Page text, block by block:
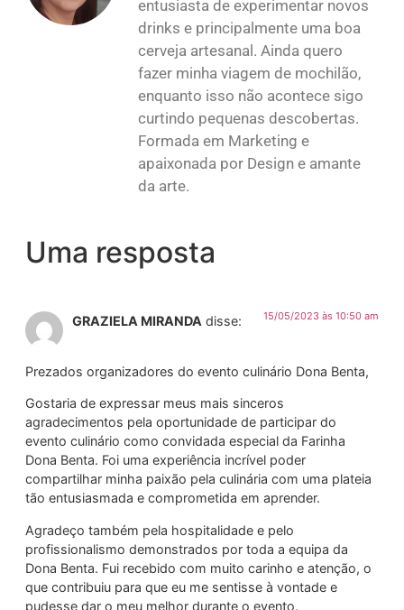
entusiasta de experimentar novos
drinks e principalmente uma boa
cerveja artesanal. Ainda quero
fazer minha viagem de mochilão,
enquanto isso não acontece sigo
curtindo pequenas descobertas.
Formada em Marketing e
apaixonada por Design e amante
da arte.
Uma resposta
GRAZIELA MIRANDA disse: 15/05/2023 às 10:50 am
Prezados organizadores do evento culinário Dona Benta,
Gostaria de expressar meus mais sinceros
agradecimentos pela oportunidade de participar do
evento culinário como convidada especial da Farinha
Dona Benta. Foi uma experiência incrível poder
compartilhar minha paixão pela culinária com uma plateia
tão entusiasmada e comprometida em aprender.
Agradeço também pela hospitalidade e pelo
profissionalismo demonstrados por toda a equipa da
Dona Benta. Fui recebido com muito carinho e atenção, o
que contribuiu para que eu me sentisse à vontade e
pudesse dar o meu melhor durante o evento.